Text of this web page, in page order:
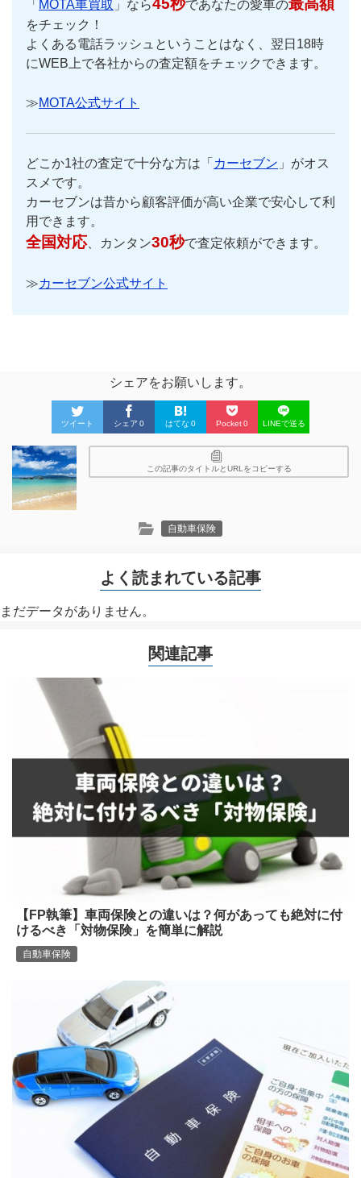
「 MOTA車買取 」なら45秒であなたの愛車の最高額
をチェック！
よくある電話ラッシュということはなく、翌日18時
にWEB上で各社からの査定額をチェックできます。
≫MOTA公式サイト
どこか1社の査定で十分な方は「 カーセブン 」がオス
スメです。
カーセブンは昔から顧客評価が高い企業で安心して利
用できます。
全国対応、カンタン30秒で査定依頼ができます。
≫カーセブン公式サイト
シェアをお願いします。
ツイート シェア 0 はてな 0 Pocket0 LINEで送る
この記事のタイトルとURLをコピーする
自動車保険
よく読まれている記事
まだデータがありません。
関連記事
【FP執筆】車両保険との違いは？何があっても絶対に付
けるべき「対物保険」を簡単に解説
自動車保険